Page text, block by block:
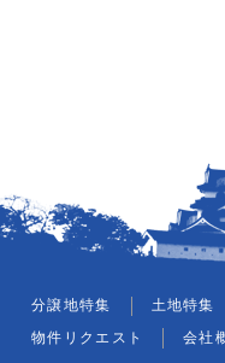
分譲地特集 土地特集
物件リクエスト
会社